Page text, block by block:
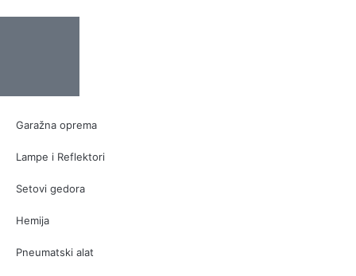
Garažna oprema
Lampe i Reflektori
Setovi gedora
Hemija
Pneumatski alat